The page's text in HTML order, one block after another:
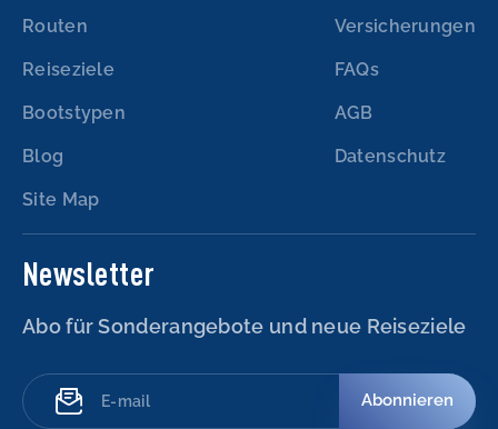
Routen
Reiseziele
Bootstypen
Blog
Site Map
Versicherungen
FAQs
AGB
Datenschutz
Newsletter
Abo für Sonderangebote und neue Reiseziele
Abonnieren